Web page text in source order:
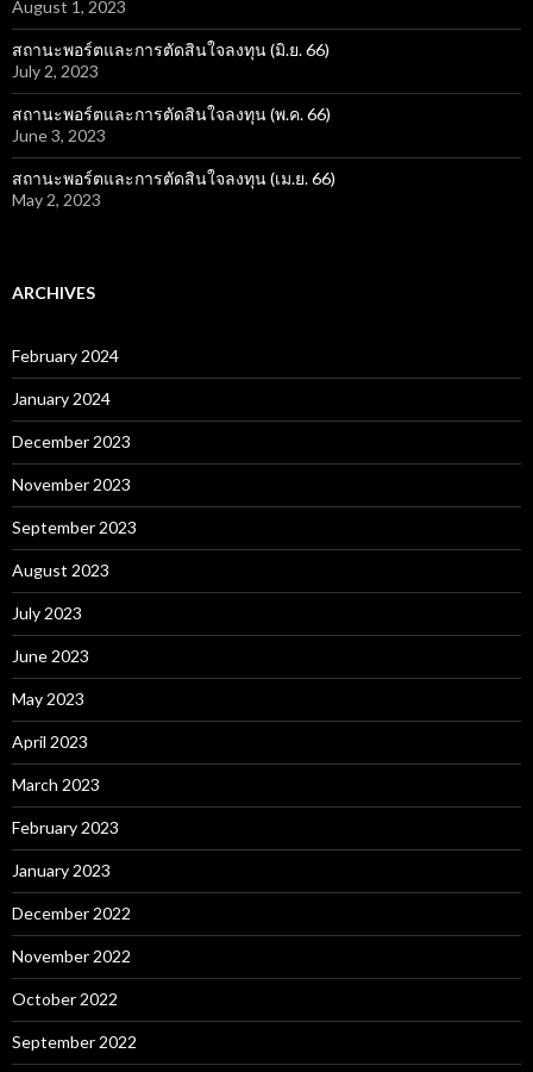
August 1, 2023
สถานะพอร์ตและการตัดสินใจลงทุน (มิ.ย. 66)
July 2, 2023
สถานะพอร์ตและการตัดสินใจลงทุน (พ.ค. 66)
June 3, 2023
สถานะพอร์ตและการตัดสินใจลงทุน (เม.ย. 66)
May 2, 2023
ARCHIVES
February 2024
January 2024
December 2023
November 2023
September 2023
August 2023
July 2023
June 2023
May 2023
April 2023
March 2023
February 2023
January 2023
December 2022
November 2022
October 2022
September 2022